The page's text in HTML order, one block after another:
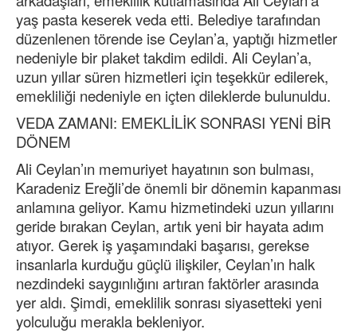
yaş pasta keserek veda etti. Belediye tarafından
düzenlenen törende ise Ceylan’a, yaptığı hizmetler
nedeniyle bir plaket takdim edildi. Ali Ceylan’a,
uzun yıllar süren hizmetleri için teşekkür edilerek,
emekliliği nedeniyle en içten dileklerde bulunuldu.
VEDA ZAMANI: EMEKLİLİK SONRASI YENİ BİR
DÖNEM
Ali Ceylan’ın memuriyet hayatının son bulması,
Karadeniz Ereğli’de önemli bir dönemin kapanması
anlamına geliyor. Kamu hizmetindeki uzun yıllarını
geride bırakan Ceylan, artık yeni bir hayata adım
atıyor. Gerek iş yaşamındaki başarısı, gerekse
insanlarla kurduğu güçlü ilişkiler, Ceylan’ın halk
nezdindeki saygınlığını artıran faktörler arasında
yer aldı. Şimdi, emeklilik sonrası siyasetteki yeni
yolculuğu merakla bekleniyor.